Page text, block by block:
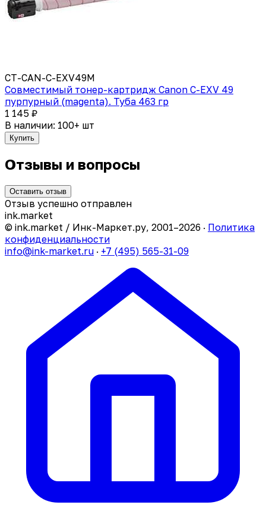
CT-CAN-C-EXV49M
Совместимый тонер-картридж Canon C-EXV 49
пурпурный (magenta). Туба 463 гр
1 145 ₽
В наличии: 100+ шт
Купить
Отзывы и вопросы
Оставить отзыв
Отзыв успешно отправлен
ink.market
© ink.market / Инк-Маркет.ру, 2001–2026 · Политика
конфиденциальности
info@ink-market.ru · +7 (495) 565-31-09